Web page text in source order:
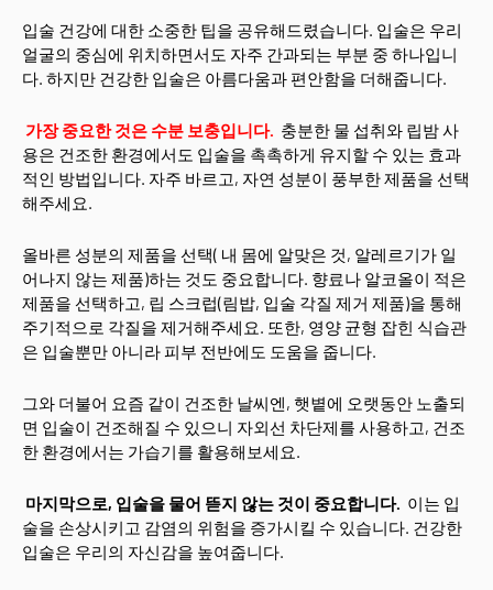
입술 건강에 대한 소중한 팁을 공유해드렸습니다. 입술은 우리
얼굴의 중심에 위치하면서도 자주 간과되는 부분 중 하나입니
다. 하지만 건강한 입술은 아름다움과 편안함을 더해줍니다.
가장 중요한 것은 수분 보충입니다. 충분한 물 섭취와 립밤 사
용은 건조한 환경에서도 입술을 촉촉하게 유지할 수 있는 효과
적인 방법입니다. 자주 바르고, 자연 성분이 풍부한 제품을 선택
해주세요.
올바른 성분의 제품을 선택( 내 몸에 알맞은 것, 알레르기가 일
어나지 않는 제품)하는 것도 중요합니다. 향료나 알코올이 적은
제품을 선택하고, 립 스크럽(림밥, 입술 각질 제거 제품)을 통해
주기적으로 각질을 제거해주세요. 또한, 영양 균형 잡힌 식습관
은 입술뿐만 아니라 피부 전반에도 도움을 줍니다.
그와 더불어 요즘 같이 건조한 날씨엔, 햇볕에 오랫동안 노출되
면 입술이 건조해질 수 있으니 자외선 차단제를 사용하고, 건조
한 환경에서는 가습기를 활용해보세요.
마지막으로, 입술을 물어 뜯지 않는 것이 중요합니다. 이는 입
술을 손상시키고 감염의 위험을 증가시킬 수 있습니다. 건강한
입술은 우리의 자신감을 높여줍니다.